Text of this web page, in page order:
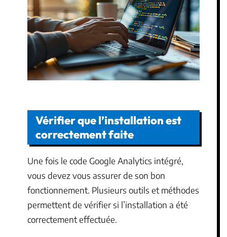
Vérifier que l’installation est
correctement faite
Une fois le code Google Analytics intégré,
vous devez vous assurer de son bon
fonctionnement. Plusieurs outils et méthodes
permettent de vérifier si l’installation a été
correctement effectuée.